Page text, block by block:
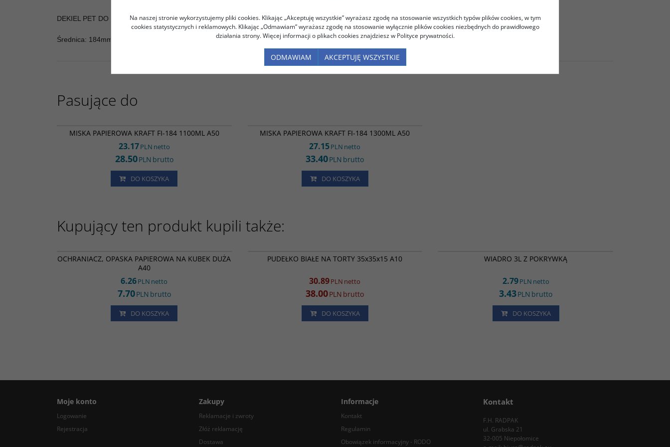
DEKIEL PET DO MISEK PAPIEROWYCH KRAFT 1100ml, 1300ml - 50szt
Średnica: 184mm
Pasujące do
MISKA PAPIEROWA KRAFT FI-184 1100ML A50
23.17PLN netto
28.50PLN brutto
DO KOSZYKA
MISKA PAPIEROWA KRAFT FI-184 1300ML A50
27.15PLN netto
33.40PLN brutto
DO KOSZYKA
Kupujący ten produkt kupili także:
OCHRANIACZ, OPASKA PAPIEROWA NA KUBEK DUŻA
A40
6.26PLN netto
7.70PLN brutto
DO KOSZYKA
PROMOCJA
PUDEŁKO BIAŁE NA TORTY 35x35x15 A10
30.89PLN netto
38.00PLN brutto
DO KOSZYKA
WIADRO 3L Z POKRYWKĄ
2.79PLN netto
3.43PLN brutto
DO KOSZYKA
Moje konto
Logowanie
Rejestracja
Zakupy
Reklamacje i zwroty
Złóż reklamację
Dostawa
Informacje
Kontakt
Regulamin
Obowiązek informacyjny - RODO
Kontakt
F.H. RADPAK
ul. Grabska 21
32-005 Niepołomice
Na naszej stronie wykorzystujemy pliki cookies. Klikając „Akceptuję wszystkie” wyrażasz zgodę na stosowanie wszystkich typów plików cookies, w tym
cookies statystycznych i reklamowych. Klikając „Odmawiam” wyrażasz zgodę na stosowanie wyłącznie plików cookies niezbędnych do prawidłowego
działania strony. Więcej informacji o plikach cookies znajdziesz w Polityce prywatności.
ODMAWIAM AKCEPTUJĘ WSZYSTKIE